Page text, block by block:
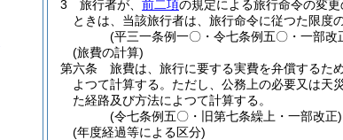
3
旅行者が、 前二項の規定による旅行命令の変
ときは、当該旅行者は、旅行命令に従つた限度
(平三一条例一〇・令七条例五〇・一部改
(旅費の計算)
第六条
旅費は、旅行に要する実費を弁償するた
よつて計算する。 ただし、公務上の必要又は天
た経路及び方法によつて計算する。
(令七条例五〇・旧第七条繰上・一部改正)
(年度経過等による区分)